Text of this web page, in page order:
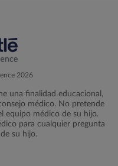
2026
una finalidad educacional,
médico. No pretende
equipo médico de su hijo.
para cualquier pregunta
su hijo.